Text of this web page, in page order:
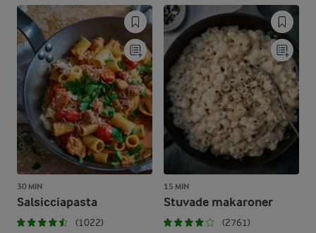
30 MIN
Salsicciapasta
(1022)
15 MIN
Stuvade makaroner
(2761)